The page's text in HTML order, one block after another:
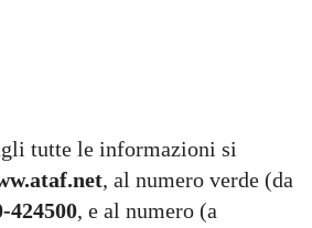
tutte le informazioni si
, al numero verde (da
424500, e al numero (a